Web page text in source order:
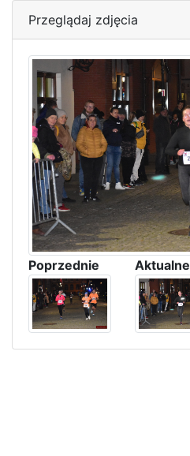
Przeglądaj zdjęcia
Poprzednie Aktualne